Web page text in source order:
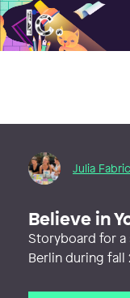
Illustratörcentrum
Julia
Believe in
Storyboard for
Berlin during fall